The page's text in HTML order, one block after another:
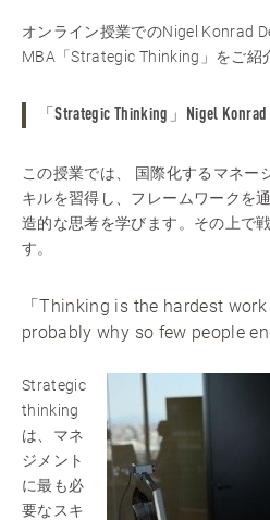
オンライン授業でのNigel Konrad
MBA「Strategic Thinking」をご紹
「Strategic Thinking」Nigel
この授業では、 国際化するマネー
キルを習得し、フレームワークを
造的な思考を学びます。その上で
す。
「Thinking is the hardest
probably why so few people
Strategic
thinking
は、マネ
ジメント
に最も必
要なスキ